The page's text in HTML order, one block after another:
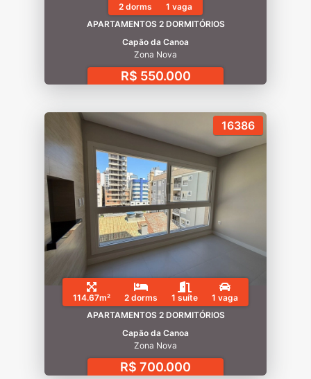
2 dorms
1 vaga
APARTAMENTOS 2 DORMITÓRIOS
Capão da Canoa
Zona Nova
R$ 550.000
16386
114.67m² 2 dorms 1 suíte
1 vaga
APARTAMENTOS 2 DORMITÓRIOS
Capão da Canoa
Zona Nova
R$ 700.000